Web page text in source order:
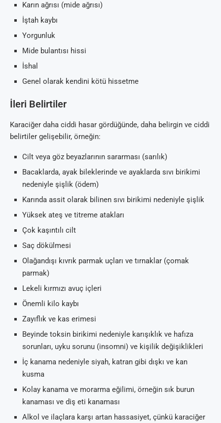
Karın ağrısı (mide ağrısı)
İştah kaybı
Yorgunluk
Mide bulantısı hissi
İshal
Genel olarak kendini kötü hissetme
İleri Belirtiler
Karaciğer daha ciddi hasar gördüğünde, daha belirgin ve ciddi
belirtiler gelişebilir, örneğin:
Cilt veya göz beyazlarının sararması (sarılık)
Bacaklarda, ayak bileklerinde ve ayaklarda sıvı birikimi
nedeniyle şişlik (ödem)
Karında assit olarak bilinen sıvı birikimi nedeniyle şişlik
Yüksek ateş ve titreme atakları
Çok kaşıntılı cilt
Saç dökülmesi
Olağandışı kıvrık parmak uçları ve tırnaklar (çomak
parmak)
Lekeli kırmızı avuç içleri
Önemli kilo kaybı
Zayıflık ve kas erimesi
Beyinde toksin birikimi nedeniyle karışıklık ve hafıza
sorunları, uyku sorunu (insomni) ve kişilik değişiklikleri
İç kanama nedeniyle siyah, katran gibi dışkı ve kan
kusma
Kolay kanama ve morarma eğilimi, örneğin sık burun
kanaması ve diş eti kanaması
Alkol ve ilaçlara karşı artan hassasiyet, çünkü karaciğer